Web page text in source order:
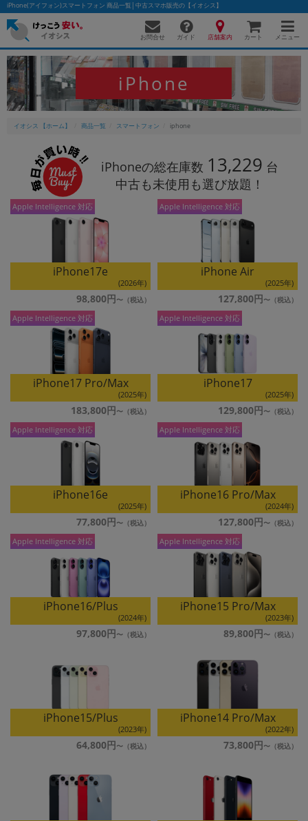
iPhone(アイフォン)スマートフォン 商品一覧│中古スマホ販売の【イオシス】
お問合せ ガイド 店舗案内 カート メニュー
iPhone
イオシス 【ホーム】 商品一覧 スマートフォン iphone
iPhoneの総在庫数 13,229 台
中古も未使用も選び放題！
Apple Intelligence 対応
iPhone17e
(2026年)
98,800円
Apple Intelligence 対応
iPhone Air
(2025年)
127,800円
Apple Intelligence 対応
iPhone17 Pro/Max
(2025年)
183,800円
Apple Intelligence 対応
iPhone17
(2025年)
129,800円
Apple Intelligence 対応
iPhone16e
(2025年)
77,800円
Apple Intelligence 対応
iPhone16 Pro/Max
(2024年)
127,800円
Apple Intelligence 対応
iPhone16/Plus
(2024年)
97,800円
Apple Intelligence 対応
iPhone15 Pro/Max
(2023年)
89,800円
iPhone15/Plus
(2023年)
64,800円
iPhone14 Pro/Max
(2022年)
73,800円
かんたんパソコン検索に切り替える
フリーワード
除外ワード
人気の検索ワード：Let's note
「スマートフォン」「タブレット」など
商品シリーズ名・ブランド名の絞り込み。
「iPhone」「Xperia」「Galaxy」など
製造、販売メーカーの絞り込み
「Apple」「SONY」「SHARP」など
機能・特徴
商品の搭載機能による絞り込み
「5G対応」「防水」「ワンセグ」など
ドライブ
商品状態の絞り込み
「新品」「未使用」「中古」など
CPUの絞り込み
~
モニタサイズ
~
円